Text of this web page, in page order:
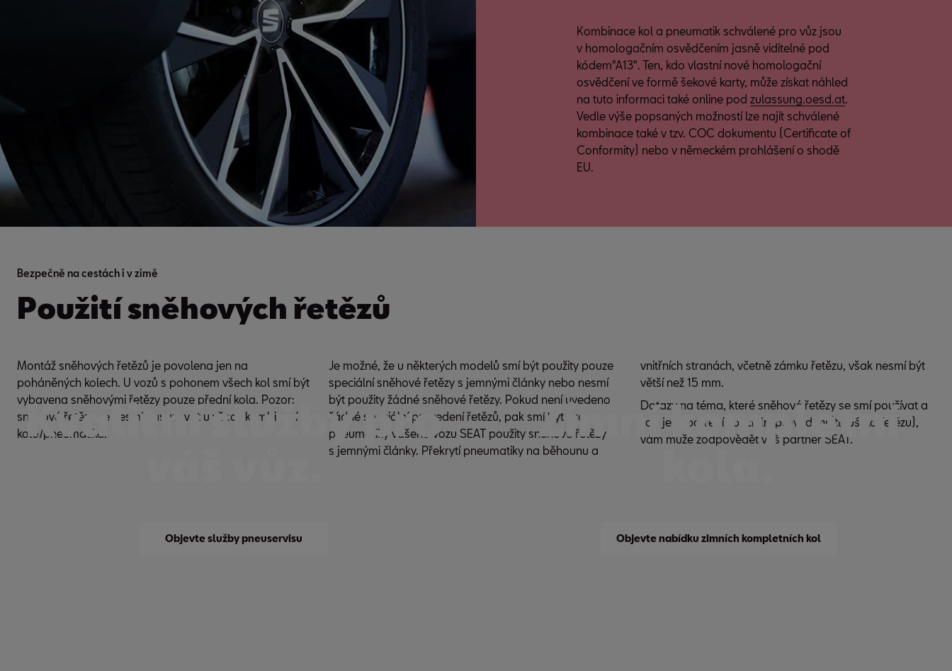
Kombinace kol a pneumatik schválené pro vůz jsou
v homologačním osvědčením jasně viditelné pod
kódem"A13". Ten, kdo vlastní nové homologační
osvědčení ve formě šekové karty, může získat náhled
na tuto informaci také online pod zulassung.oesd.at.
Vedle výše popsaných možností lze najít schválené
kombinace také v tzv. COC dokumentu (Certificate of
Conformity) nebo v německém prohlášení o shodě
EU.
Bezpečně na cestách i v zimě
Použití sněhových řetězů
Montáž sněhových řetězů je povolena jen na
poháněných kolech. U vozů s pohonem všech kol smí být
vybavena sněhovými řetězy pouze přední kola. Pozor:
sněhové řetězy se nesmí nasazovat u všech kombinací
kolo/pneumatika.
Je možné, že u některých modelů smí být použity pouze
speciální sněhové řetězy s jemnými články nebo nesmí
být použity žádné sněhové řetězy. Pokud není uvedeno
žádné speciální provedení řetězů, pak smí být pro
pneumatiky vašeho vozu SEAT použity sněhové řetězy
s jemnými články. Překrytí pneumatiky na běhounu a
vnitřních stranách, včetně zámku řetězu, však nesmí být
větší než 15 mm.
Dotazy na téma, které sněhové řetězy se smí používat a
zda je zapotřebí speciální provedení (tloušťka řetězu),
vám může zodpovědět váš partner SEAT.
Kvalitní služby pro
Objevte služby pneuservisu
Zimní kompletní
Objevte nabídku zimních kompletních kol